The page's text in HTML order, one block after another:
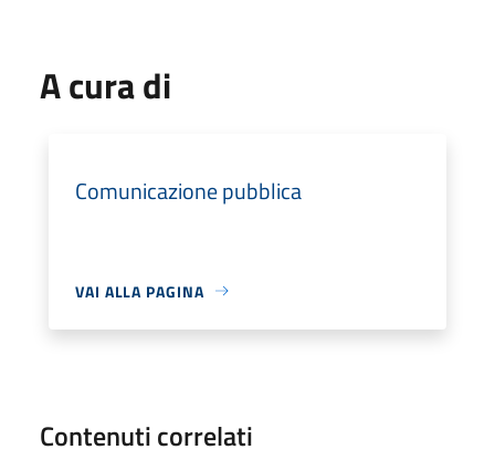
A cura di
Comunicazione pubblica
VAI ALLA PAGINA
Contenuti correlati